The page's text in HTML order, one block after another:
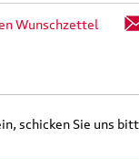
Wunschzettel
schicken Sie uns